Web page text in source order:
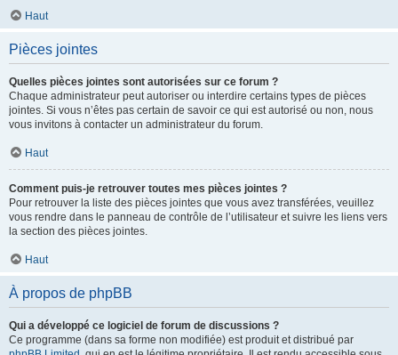
Haut
Pièces jointes
Quelles pièces jointes sont autorisées sur ce forum ?
Chaque administrateur peut autoriser ou interdire certains types de pièces
jointes. Si vous n’êtes pas certain de savoir ce qui est autorisé ou non, nous
vous invitons à contacter un administrateur du forum.
Haut
Comment puis-je retrouver toutes mes pièces jointes ?
Pour retrouver la liste des pièces jointes que vous avez transférées, veuillez
vous rendre dans le panneau de contrôle de l’utilisateur et suivre les liens vers
la section des pièces jointes.
Haut
À propos de phpBB
Qui a développé ce logiciel de forum de discussions ?
Ce programme (dans sa forme non modifiée) est produit et distribué par